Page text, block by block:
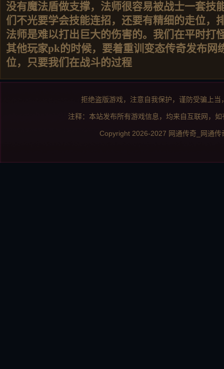
没有魔法盾做支撑，法师很容易被战士一套技
们不光要学会技能连招，还要有精细的走位，
法师是难以打出巨大的伤害的。我们在平时打
其他玩家pk的时候，要着重训变态传奇发布网
位，只要我们在战斗的过程
拒绝盗版游戏，注意自我保护，谨防受骗上
注释：本站发布所有游戏信息，均来自互联网，
Copyright 2026-2027 网通传奇_网通